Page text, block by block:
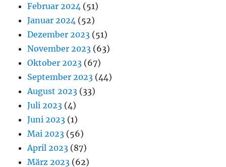
Februar 2024 (51)
Januar 2024 (52)
Dezember 2023 (51)
November 2023 (63)
Oktober 2023 (67)
September 2023 (44)
August 2023 (33)
Juli 2023 (4)
Juni 2023 (1)
Mai 2023 (56)
April 2023 (87)
März 2023 (62)